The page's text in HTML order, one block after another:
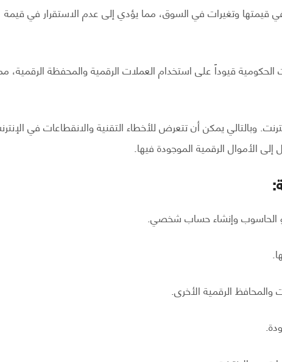
قيمتها وتغيرات في السوق، مما يؤدي إلى عدم الاستقرار في قيمة
قيوداً على استخدام العملات الرقمية والمحفظة الرقمية،
وبالتالي يمكن أن تتعرض للأخطاء التقنية والانقطاعات في
الأموال الرقمية الموجودة فيها.